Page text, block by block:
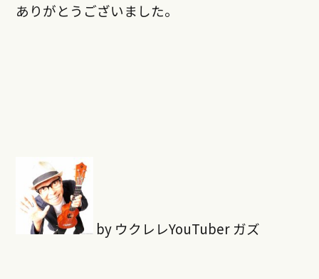
ありがとうございました。
by ウクレレYouTuber ガズ